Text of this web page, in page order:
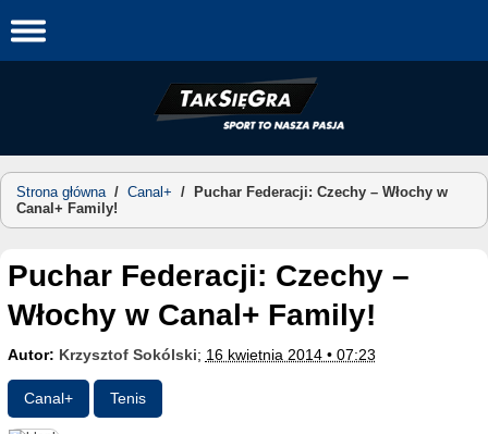
to
Strona główna/ Canal+ /
Puchar Federacji: Czechy – Włochy w
Canal+ Family!
Puchar Federacji: Czechy –
Włochy w Canal+ Family!
Autor: Krzysztof Sokólski; 16 kwietnia 2014 • 07:23
Canal+ Tenis